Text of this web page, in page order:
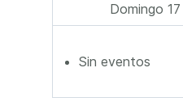
Domingo
Sin eventos